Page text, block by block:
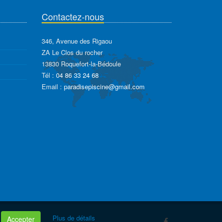
Contactez-nous
346, Avenue des Rigaou
ZA Le Clos du rocher
13830 Roquefort-la-Bédoule
Tél : 04 86 33 24 68
Email : paradisepiscine@gmail.com
Accepter Plus de détails